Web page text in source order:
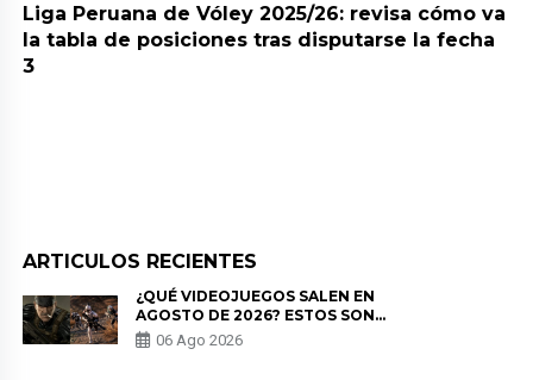
Liga Peruana de Vóley 2025/26: revisa cómo va
la tabla de posiciones tras disputarse la fecha
3
ARTICULOS RECIENTES
¿QUÉ VIDEOJUEGOS SALEN EN
AGOSTO DE 2026? ESTOS SON
LOS ESTRENOS MÁS ESPERADOS
06 Ago 2026